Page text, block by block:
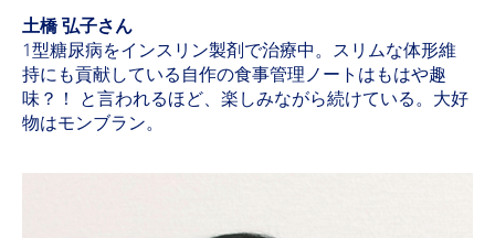
土橋 弘子さん
1型糖尿病をインスリン製剤で治療中。スリムな体形維
持にも貢献している自作の食事管理ノートはもはや趣
味？！ と言われるほど、楽しみながら続けている。大好
物はモンブラン。